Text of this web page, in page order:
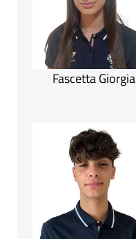
Fascetta Giorgia